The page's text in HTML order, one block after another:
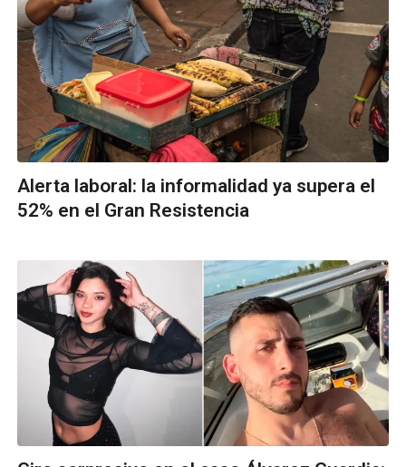
Alerta laboral: la informalidad ya supera el
52% en el Gran Resistencia